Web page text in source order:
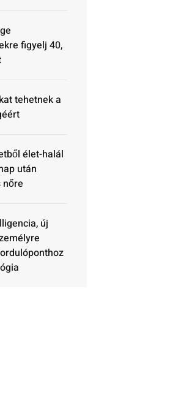
figyelj 40,
tehetnek a
élet-halál
után
új